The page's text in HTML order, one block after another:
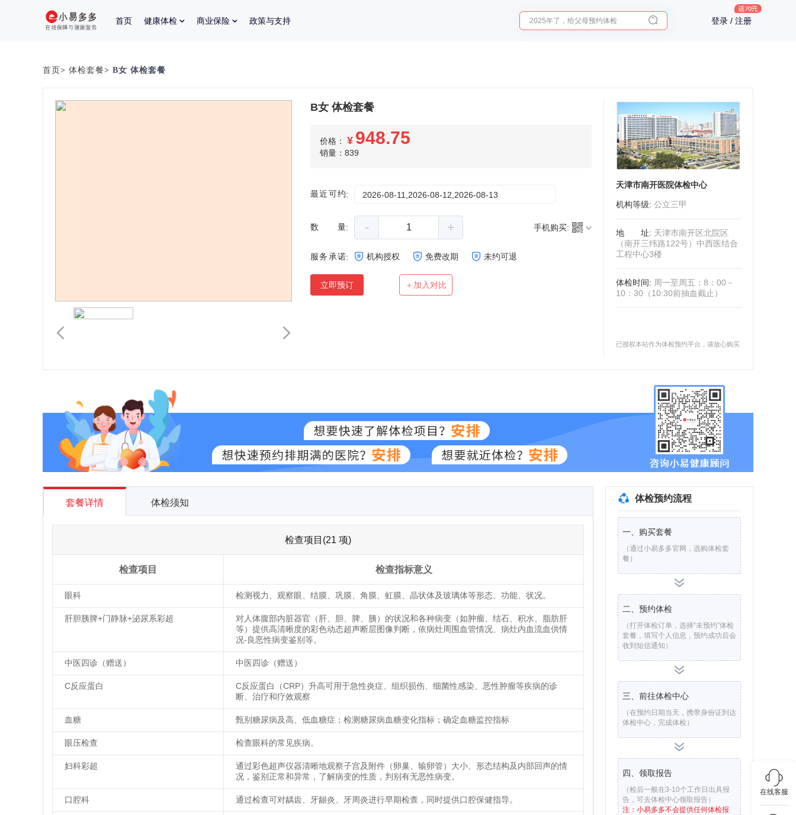
首页 健康体检 商业保险 政策与支持
2025年了，给父母预约体检
登录 / 注册
在线客服
首页> 体检套餐> B女 体检套餐
B女 体检套餐
价格： ¥ 948.75
销量：839
最近可约: 2026-08-11,2026-08-12,2026-08-13
数量: - + 手机购买:
服务承诺: 机构授权 免费改期 未约可退
立即预订 ＋加入对比
天津市南开医院体检中心
机构等级: 公立三甲
地址: 天津市南开区北院区
（南开三纬路122号）中西医结合
工程中心3楼
体检时间: 周一至周五：8：00－
10：30（10:30前抽血截止）
已授权本站作为体检预约平台，请放心购买
套餐详情 体检须知
检查项目(21 项)
检查项目 检查指标意义
眼科 检测视力、观察眼、结膜、巩膜、角膜、虹膜、晶状体及玻璃体等形态、功能、状况。
肝胆胰脾+门静脉+泌尿系彩超
对人体腹部内脏器官（肝、胆、脾、胰）的状况和各种病变（如肿瘤、结石、积水、脂肪肝
等）提供高清晰度的彩色动态超声断层图像判断，依病灶周围血管情况、病灶内血流血供情
况-良恶性病变鉴别等。
中医四诊（赠送） 中医四诊（赠送）
C反应蛋白
C反应蛋白（CRP）升高可用于急性炎症、组织损伤、细菌性感染、恶性肿瘤等疾病的诊
断、治疗和疗效观察
血糖 甄别糖尿病及高、低血糖症；检测糖尿病血糖变化指标；确定血糖监控指标
眼压检查 检查眼科的常见疾病。
妇科彩超
通过彩色超声仪器清晰地观察子宫及附件（卵巢、输卵管）大小、形态结构及内部回声的情
况，鉴别正常和异常，了解病变的性质，判别有无恶性病变。
口腔科 通过检查可对龋齿、牙龈炎、牙周炎进行早期检查，同时提供口腔保健指导。
体检预约流程
一、购买套餐
（通过小易多多官网，选购体检套
餐）
二、预约体检
（打开体检订单，选择“未预约”体检
套餐，填写个人信息，预约成功后会
收到短信通知）
三、前往体检中心
（在预约日期当天，携带身份证到达
体检中心，完成体检）
四、领取报告
（检后一般在3-10个工作日出具报
告，可去体检中心领取报告）
注：小易多多不会提供任何体检报